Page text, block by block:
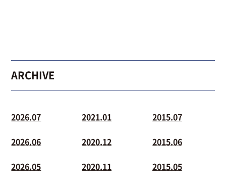
ARCHIVE
2026.07
2026.06
2026.05
2021.01
2020.12
2020.11
2015.07
2015.06
2015.05